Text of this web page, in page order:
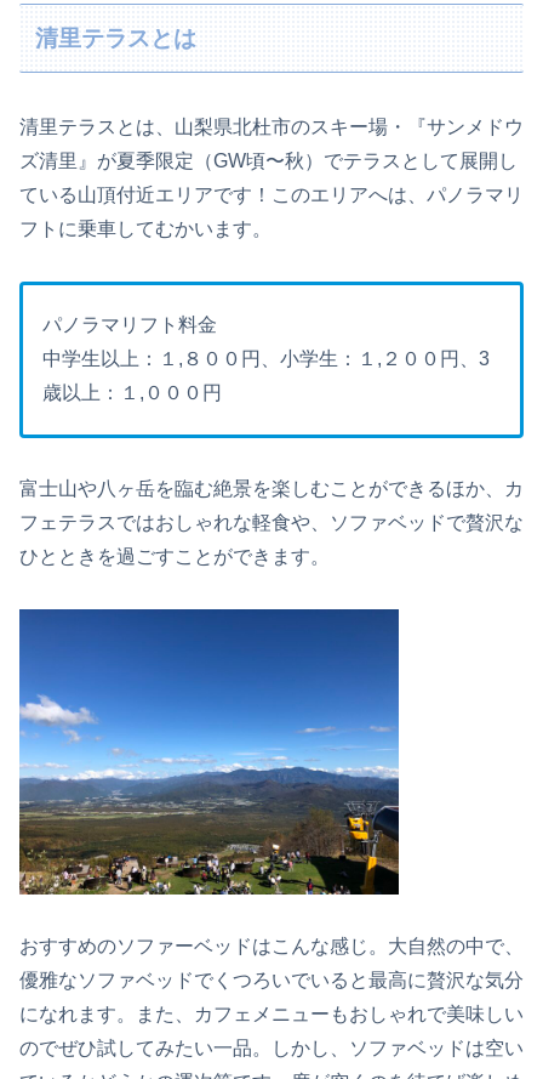
清里テラスとは
清里テラスとは、山梨県北杜市のスキー場・『サンメドウ
ズ清里』が夏季限定（GW頃〜秋）でテラスとして展開し
ている山頂付近エリアです！このエリアへは、パノラマリ
フトに乗車してむかいます。
パノラマリフト料金
中学生以上：１,８００円、小学生：１,２００円、3
歳以上：１,０００円
富士山や八ヶ岳を臨む絶景を楽しむことができるほか、カ
フェテラスではおしゃれな軽食や、ソファベッドで贅沢な
ひとときを過ごすことができます。
おすすめのソファーベッドはこんな感じ。大自然の中で、
優雅なソファベッドでくつろいでいると最高に贅沢な気分
になれます。また、カフェメニューもおしゃれで美味しい
のでぜひ試してみたい一品。しかし、ソファベッドは空い